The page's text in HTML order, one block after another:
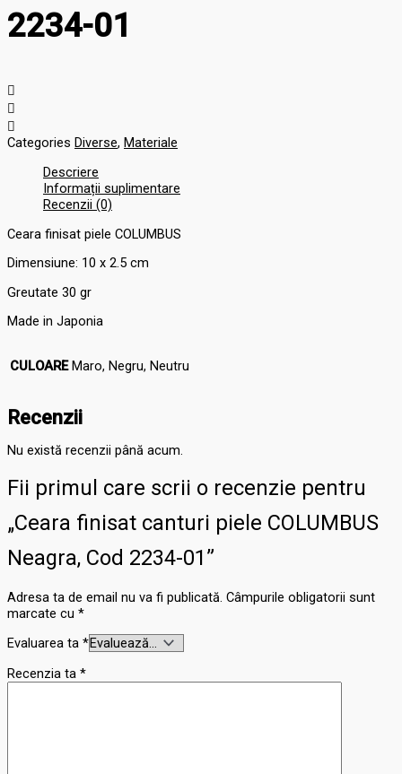
2234-01
Categories Diverse, Materiale
Descriere
Informații suplimentare
Recenzii (0)
Ceara finisat piele COLUMBUS
Dimensiune: 10 x 2.5 cm
Greutate 30 gr
Made in Japonia
CULOARE Maro, Negru, Neutru
Recenzii
Nu există recenzii până acum.
Fii primul care scrii o recenzie pentru
„Ceara finisat canturi piele COLUMBUS
Neagra, Cod 2234-01”
Adresa ta de email nu va fi publicată. Câmpurile obligatorii sunt
marcate cu *
Evaluarea ta *
Recenzia ta *